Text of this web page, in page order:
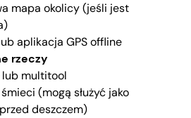
mapa okolicy (jeśli jest
aplikacja GPS offline
rzeczy
lub multitool
(mogą służyć jako
deszczem)